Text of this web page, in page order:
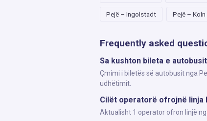
Pejë – Ingolstadt Pejë – Koln
Frequently asked
Sa kushton bileta e
Çmimi i biletës së autobusit nga
udhëtimit.
Cilët operatorë ofrojnë linja
Aktualisht 1 operator ofron linjë